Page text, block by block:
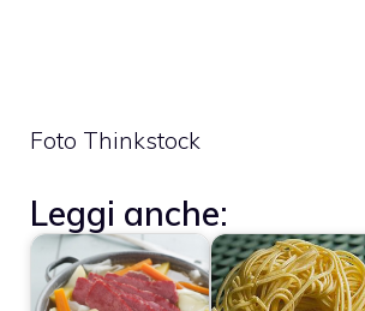
Foto Thinkstock
Leggi anche: